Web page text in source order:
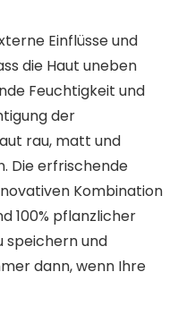
Einflüsse und
die Haut uneben
Feuchtigkeit und
der
rau, matt und
Die erfrischende
Kombination
100% pflanzlicher
speichern und
dann, wenn Ihre